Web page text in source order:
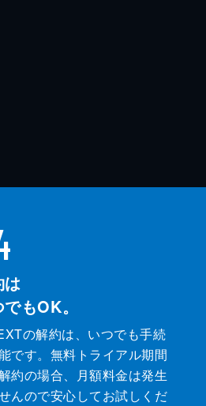
は
もOK。
の解約は、いつでも手続
です。無料トライアル期間
約の場合、月額料金は発生
んので安心してお試しくだ